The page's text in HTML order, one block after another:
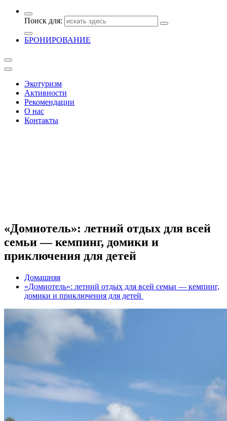
Поиск для:
БРОНИРОВАНИЕ
Экотуризм
Активности
Рекомендации
О нас
Контакты
«Домиотель»: летний отдых для всей
семьи — кемпинг, домики и
приключения для детей
Домашняя
«Домиотель»: летний отдых для всей семьи — кемпинг,
домики и приключения для детей